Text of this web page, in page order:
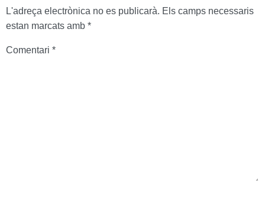
L'adreça electrònica no es publicarà. Els camps necessaris
estan marcats amb *
Comentari *